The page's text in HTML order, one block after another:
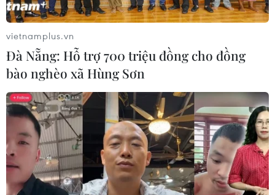
pháp bảo vệ kênh rạch TP Hồ Chí
Minh trong mùa mưa
07/08/2026 04:47
Miền Bắc giảm mưa từ đêm
nay, cuối tuần chuyển nắng nóng
07/08/2026 04:41
Xuất hiện áp thấp nhiệt đới trên khu
vực vịnh Bắc Bộ
vietnamplus.vn
Đà Nẵng: Hỗ trợ 700 triệu đồng cho đồng
bào nghèo xã Hùng Sơn